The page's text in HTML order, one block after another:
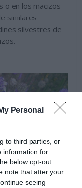
Personal
to third parties, or
information for
below opt-out
note that after your
seeing
o en los macizos
similares
silvestres de